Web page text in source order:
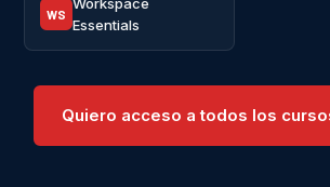
WS
Essentials
Quiero acceso a todos los